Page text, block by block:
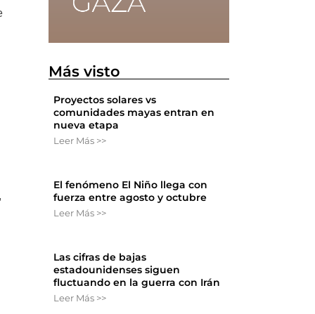
Más visto
Proyectos solares vs
comunidades mayas entran en
nueva etapa
Leer Más >>
El fenómeno El Niño llega con
fuerza entre agosto y octubre
Leer Más >>
Las cifras de bajas
estadounidenses siguen
fluctuando en la guerra con Irán
Leer Más >>